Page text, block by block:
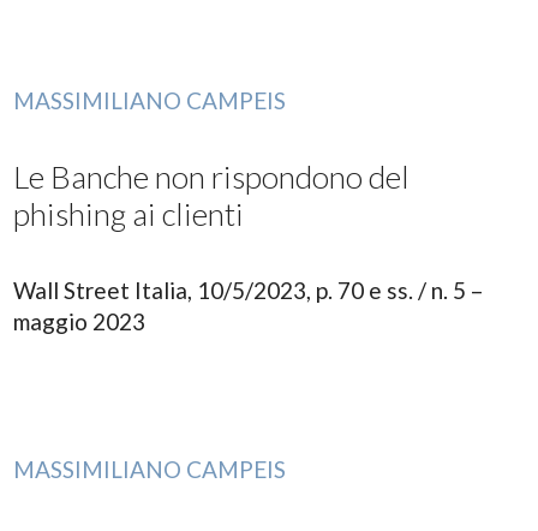
MASSIMILIANO CAMPEIS
Le Banche non rispondono del
phishing ai clienti
Wall Street Italia, 10/5/2023, p. 70 e ss. / n. 5 –
maggio 2023
MASSIMILIANO CAMPEIS